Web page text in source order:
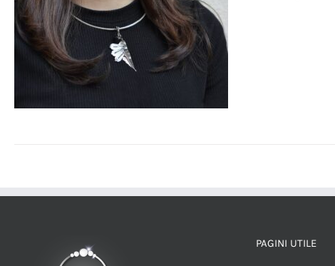
PAGINI UTILE